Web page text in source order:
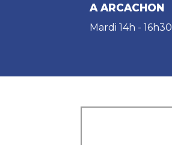
A ARCACHON
Mardi 14h - 16h30